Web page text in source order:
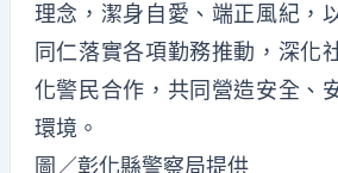
理念，潔身自愛、端正風紀，
同仁落實各項勤務推動，深化
化警民合作，共同營造安全、
環境。
圖／彰化縣警察局提供